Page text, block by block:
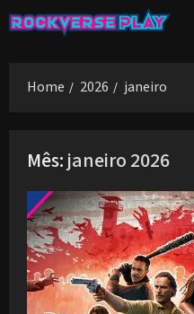
Skip
to
Home
2026 janeiro
Mês:janeiro 2026